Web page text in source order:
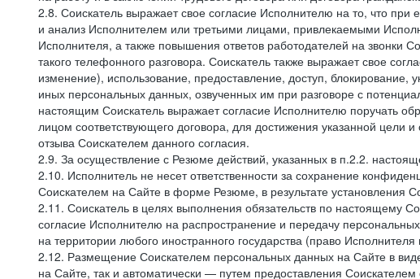
2.8. Соискатель выражает свое согласие Исполнителю на то, что при
и анализ Исполнителем или третьими лицами, привлекаемыми
Исполнителя, а также повышения ответов работодателей на звонки
такого телефонного разговора. Соискатель также выражает свое
изменение), использование, предоставление, доступ,
иных персональных данных, озвученных им при разговоре с
настоящим Соискатель выражает согласие Исполнителю поручать
лицом соответствующего договора, для достижения указанной цели
отзыва Соискателем данного согласия.
2.9. За осуществление с Резюме действий, указанных в п.2.2.
2.10. Исполнитель не несет ответственности за сохранение
Соискателем на Сайте в форме Резюме, в результате установления
2.11. Соискатель в целях выполнения обязательств по настоящему
согласие Исполнителю на распространение и передачу
на территории любого иностранного государства (право
2.12. Размещение Соискателем персональных данных на Сайте в
на Сайте, так и автоматически — путем предоставления